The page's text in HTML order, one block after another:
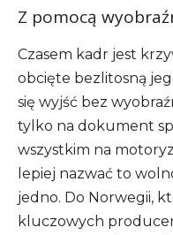
Z pomocą
Czasem kadr jest
obcięte bezlitosną
się wyjść bez
tylko na dokument
wszystkim na
lepiej nazwać to
jedno. Do Norwegii,
kluczowych